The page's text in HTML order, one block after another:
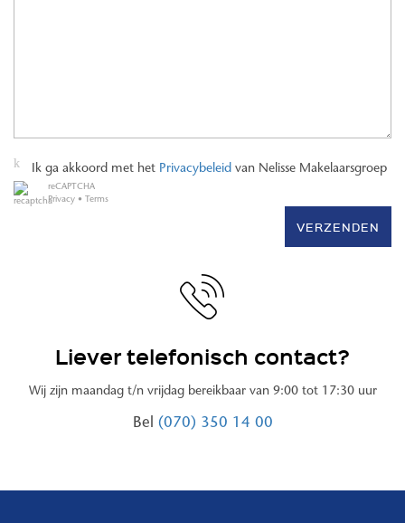
Ik ga akkoord met het Privacybeleid van Nelisse Makelaarsgroep
reCAPTCHA
Privacy • Terms
VERZENDEN
Liever telefonisch contact?
Wij zijn maandag t/n vrijdag bereikbaar van 9:00 tot 17:30 uur
Bel (070) 350 14 00